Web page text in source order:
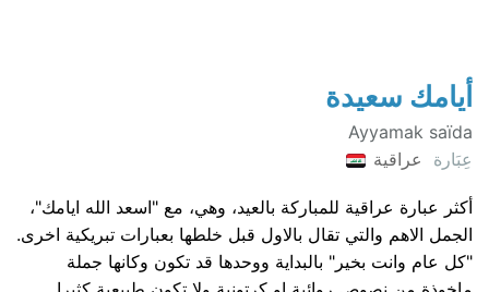
أيامك سعيدة
Ayyamak saïda
عِبَارة
عراقية
أكثر عبارة عراقية للمباركة بالعيد، وهي، مع "اسعد الله ايامك"،
الجمل الاهم والتي تقال بالاول قبل خلطها بعبارات تبريكية اخرى.
"كل عام وانت بخير" بالبداية ووحدها قد تكون وكانها جملة